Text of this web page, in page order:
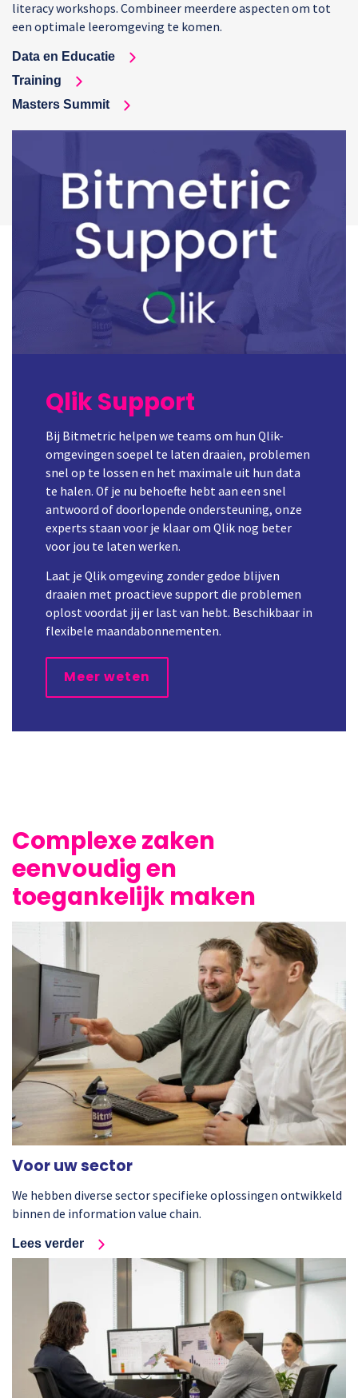
literacy workshops. Combineer meerdere aspecten om tot
een optimale leeromgeving te komen.
Data en Educatie
Training
Masters Summit
Qlik Support
Bij Bitmetric helpen we teams om hun Qlik-
omgevingen soepel te laten draaien, problemen
snel op te lossen en het maximale uit hun data
te halen. Of je nu behoefte hebt aan een snel
antwoord of doorlopende ondersteuning, onze
experts staan voor je klaar om Qlik nog beter
voor jou te laten werken.
Laat je Qlik omgeving zonder gedoe blijven
draaien met proactieve support die problemen
oplost voordat jij er last van hebt. Beschikbaar in
flexibele maandabonnementen.
Meer weten
Complexe zaken
eenvoudig en
toegankelijk maken
Voor uw sector
We hebben diverse sector specifieke oplossingen ontwikkeld
binnen de information value chain.
Lees verder